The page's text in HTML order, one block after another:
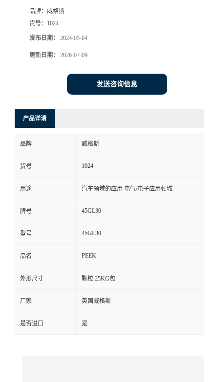
在
品牌： 威格斯
货号： 1024
发布日期： 2024-05-04
更新日期： 2026-07-09
发送咨询信息
产品详请
品牌 威格斯
货号 1024
用途 汽车领域的应用 电气/电子应用领域
牌号 45GL30
型号 45GL30
品名 PEEK
外形尺寸 颗粒 25KG包
厂家 英国威格斯
是否进口 是